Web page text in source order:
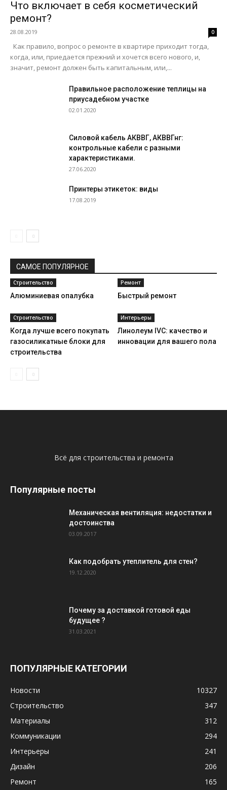
Что включает в себя косметический
ремонт?
28.08.2019 0
Как правило, вопрос о ремонте в квартире приходит тогда,
когда, или, приедается прежний и хочется всего нового, и,
значит, ремонт должен быть капитальным, или,...
Правильное расположение теплицы на
приусадебном участке
02.01.2020
Силовой кабель АКВВГ, АКВВГнг:
контрольные кабели с разными
характеристиками.
27.06.2020
Принтеры этикеток: виды
17.08.2019
САМОЕ ПОПУЛЯРНОЕ
Строительство
Алюминиевая опалубка
Ремонт
Быстрый ремонт
Строительство
Когда лучше всего покупать
газосиликатные блоки для
строительства
Интерьеры
Линолеум IVC: качество и
инновации для вашего пола
Всё для строительства и ремонта
Популярные посты
Механическая вентиляция: недостатки и
достоинства
03.09.2017
Как подобрать утеплитель для стен?
19.12.2020
Почему за доставкой готовой еды
будущее ?
31.03.2021
ПОПУЛЯРНЫЕ КАТЕГОРИИ
Новости
10327
Строительство
347
Материалы
312
Коммуникации
294
Интерьеры
241
Дизайн
206
Ремонт
165